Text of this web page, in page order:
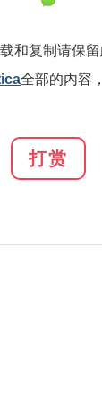
和复制请保留
全部的内容
打赏